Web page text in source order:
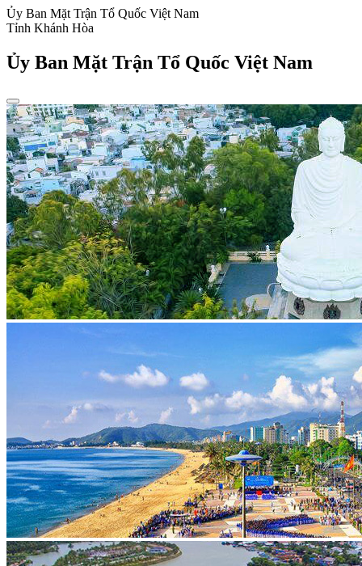
Ủy Ban Mặt Trận Tổ Quốc Việt Nam
Tỉnh Khánh Hòa
Ủy Ban Mặt Trận Tổ Quốc Việt Nam